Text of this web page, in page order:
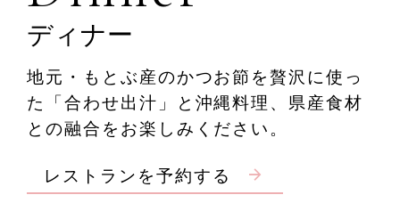
ディナー
地元・もとぶ産のかつお節を贅沢に使っ
た「合わせ出汁」と沖縄料理、 県産食材
との融合をお楽しみください。
レストランを予約する